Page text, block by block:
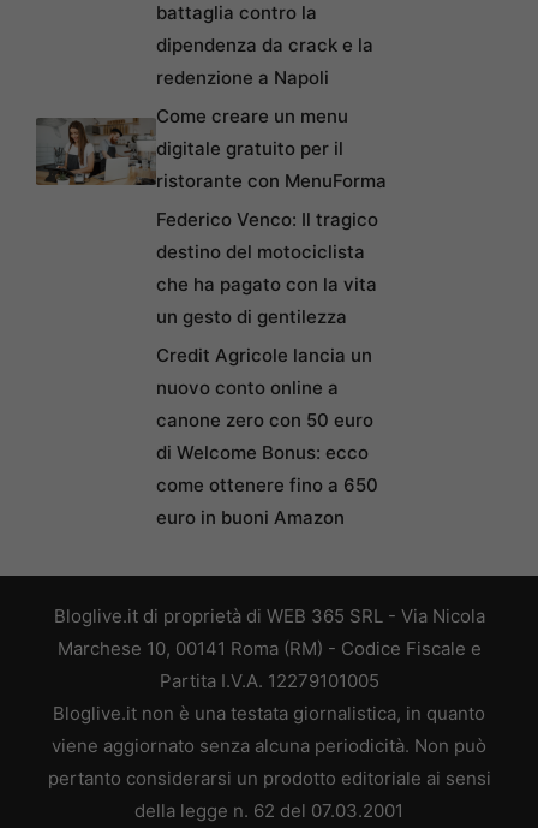
battaglia contro la
dipendenza da crack e la
redenzione a Napoli
Come creare un menu
digitale gratuito per il
ristorante con MenuForma
Federico Venco: Il tragico
destino del motociclista
che ha pagato con la vita
un gesto di gentilezza
Credit Agricole lancia un
nuovo conto online a
canone zero con 50 euro
di Welcome Bonus: ecco
come ottenere fino a 650
euro in buoni Amazon
Bloglive.it di proprietà di WEB 365 SRL - Via Nicola
Marchese 10, 00141 Roma (RM) - Codice Fiscale e
Partita I.V.A. 12279101005
Bloglive.it non è una testata giornalistica, in quanto
viene aggiornato senza alcuna periodicità. Non può
pertanto considerarsi un prodotto editoriale ai sensi
della legge n. 62 del 07.03.2001